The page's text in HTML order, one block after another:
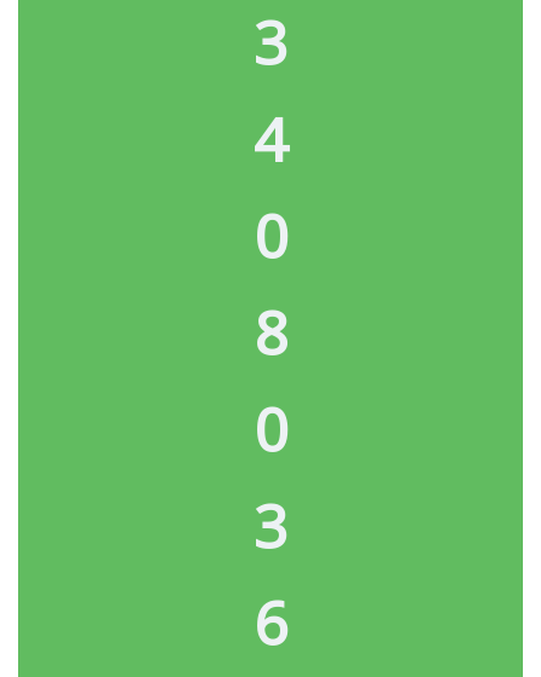
3
4
0
8
0
3
6